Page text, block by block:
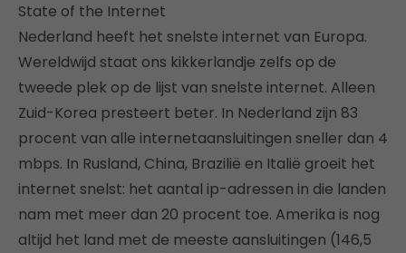
State of the Internet
Nederland heeft het snelste internet van Europa.
Wereldwijd staat ons kikkerlandje zelfs op de
tweede plek op de lijst van snelste internet. Alleen
Zuid-Korea presteert beter. In Nederland zijn 83
procent van alle internetaansluitingen sneller dan 4
mbps. In Rusland, China, Brazilië en Italië groeit het
internet snelst: het aantal ip-adressen in die landen
nam met meer dan 20 procent toe. Amerika is nog
altijd het land met de meeste aansluitingen (146,5